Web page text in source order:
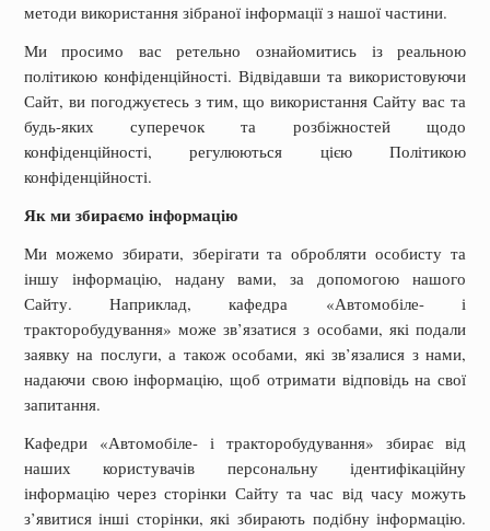
методи використання зібраної інформації з нашої частини.
Ми просимо вас ретельно ознайомитись із реальною
політикою конфіденційності. Відвідавши та використовуючи
Сайт, ви погоджуєтесь з тим, що використання Сайту вас та
будь-яких суперечок та розбіжностей щодо
конфіденційності, регулюються цією Політикою
конфіденційності.
Як ми збираємо інформацію
Ми можемо збирати, зберігати та обробляти особисту та
іншу інформацію, надану вами, за допомогою нашого
Сайту. Наприклад, кафедра «Автомобіле- і
тракторобудування» може зв’язатися з особами, які подали
заявку на послуги, а також особами, які зв’язалися з нами,
надаючи свою інформацію, щоб отримати відповідь на свої
запитання.
Кафедри «Автомобіле- і тракторобудування» збирає від
наших користувачів персональну ідентифікаційну
інформацію через сторінки Сайту та час від часу можуть
з’явитися інші сторінки, які збирають подібну інформацію.